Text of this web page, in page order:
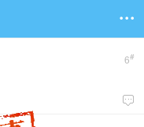

6#
